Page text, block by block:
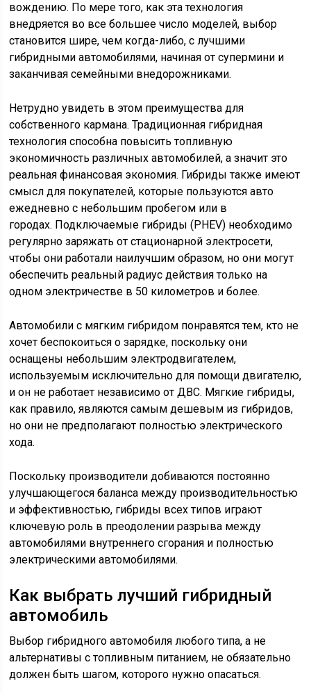
вождению. По мере того, как эта технология
внедряется во все большее число моделей, выбор
становится шире, чем когда-либо, с лучшими
гибридными автомобилями, начиная от супермини и
заканчивая семейными внедорожниками.
Нетрудно увидеть в этом преимущества для
собственного кармана. Традиционная гибридная
технология способна повысить топливную
экономичность различных автомобилей, а значит это
реальная финансовая экономия. Гибриды также имеют
смысл для покупателей, которые пользуются авто
ежедневно с небольшим пробегом или в
городах. Подключаемые гибриды (PHEV) необходимо
регулярно заряжать от стационарной электросети,
чтобы они работали наилучшим образом, но они могут
обеспечить реальный радиус действия только на
одном электричестве в 50 километров и более.
Автомобили с мягким гибридом понравятся тем, кто не
хочет беспокоиться о зарядке, поскольку они
оснащены небольшим электродвигателем,
используемым исключительно для помощи двигателю,
и он не работает независимо от ДВС. Мягкие гибриды,
как правило, являются самым дешевым из гибридов,
но они не предполагают полностью электрического
хода.
Поскольку производители добиваются постоянно
улучшающегося баланса между производительностью
и эффективностью, гибриды всех типов играют
ключевую роль в преодолении разрыва между
автомобилями внутреннего сгорания и полностью
электрическими автомобилями.
Как выбрать лучший гибридный
автомобиль
Выбор гибридного автомобиля любого типа, а не
альтернативы с топливным питанием, не обязательно
должен быть шагом, которого нужно опасаться.